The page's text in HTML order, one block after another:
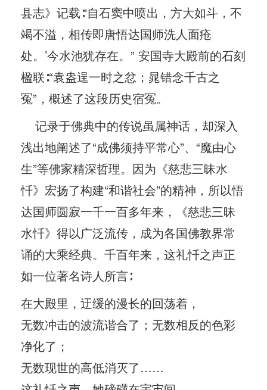
县志》记载∶‘自石窦中喷出，方大如斗，不
竭不溢，相传即唐悟达国师洗人面疮
处。’今水池犹存在。” 安国寺大殿前的石刻
楹联∶“袁盎逞一时之忿；晁错念千古之
冤”，概述了这段历史宿冤。
记录于佛典中的传说虽属神话，却深入
浅出地阐述了“成佛须持平常心”、“魔由心
生”等佛家精深哲理。因为《慈悲三昧水
忏》宏扬了构建“和谐社会”的精神，所以悟
达国师圆寂一千一百多年来，《慈悲三昧
水忏》得以广泛流传，成为各国佛教界常
诵的大乘经典。千百年来，这礼忏之声正
如一位著名诗人所言∶
在大殿里，迂缓的漫长的回荡着，
无数冲击的波流谐合了；无数相反的色彩
净化了；
无数现世的高低消灭了……